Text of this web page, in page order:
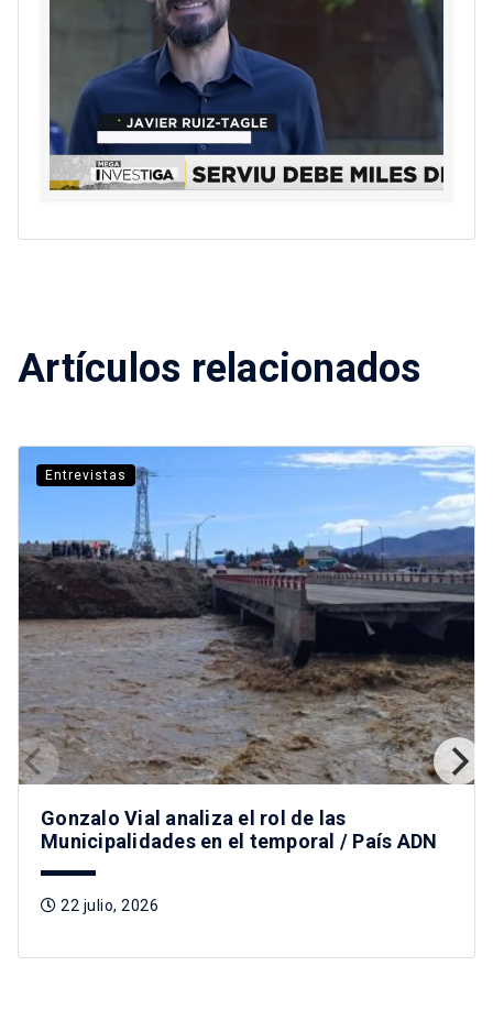
Artículos relacionados
Entrevistas
Gonzalo Vial analiza el rol de las
Municipalidades en el temporal / País ADN
22 julio, 2026